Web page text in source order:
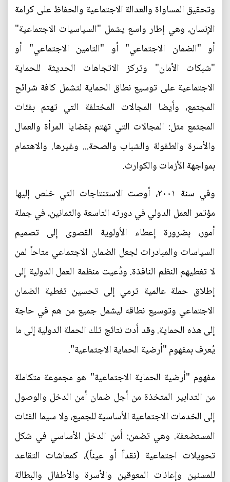
وتحقيق المساواة والعدالة الاجتماعية والحفاظ على كرامة
الإنسان، وهي إطار واسع يشمل "السياسيات الاجتماعية"
أو "الضمان الاجتماعي" أو "التامين الاجتماعي" أو
"شبكات الأمان" وتركز الاتجاهات الحديثة للحماية
الاجتماعية على توسيع نطاق الحماية لتشمل كافة شرائح
المجتمع، وأيضا المجالات المختلفة التي تهتم بفئات
المجتمع مثل: المجالات التي تهتم بقضايا المرأة والعمال
والأسرة والطفولة والشباب والصحة... وغيرها. والاهتمام
بمواجهة الأزمات والكوارث.
وفي سنة ٢٠٠١، أوصت الاستنتاجات التي خلص إليها
مؤتمر العمل الدولي في دورته التاسعة والثمانين، في جملة
أمور، بضرورة إعطاء الأولوية القصوى إلى تصميم
السياسات والمبادرات لجعل الضمان الاجتماعي متاحاً لمن
لا تغطيهم النظم النافذة. ودُعيت منظمة العمل الدولية إلى
إطلاق حملة عالمية ترمي إلى تحسين تغطية الضمان
الاجتماعي وتوسيع نطاقه ليشمل جميع من هم في حاجة
إلى هذه الحماية. وقد أدت نتائج تلك الحملة الدولية إلى ما
يُعرف بمفهوم "أرضية الحماية الاجتماعية".
مفهوم "أرضية الحماية الاجتماعية" هو مجموعة متكاملة
من التدابير المتخذة من أجل ضمان أمن الدخل والوصول
إلى الخدمات الاجتماعية الأساسية للجميع، ولا سيما الفئات
المستضعفة. وهي تضمن: أمن الدخل الأساسي في شكل
تحويلات اجتماعية (نقداً أو عيناً)، كمعاشات التقاعد
للمسنين وإعانات المعوقين والأسرة والأطفال والبطالة